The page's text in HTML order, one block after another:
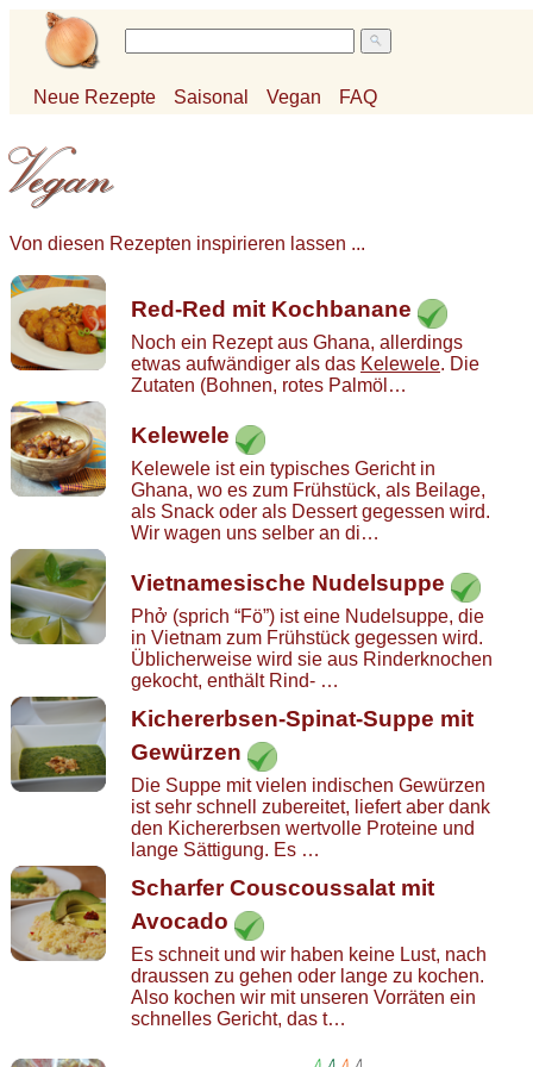
Neue Rezepte Saisonal Vegan FAQ
Von diesen Rezepten inspirieren lassen ...
Red-Red mit Kochbanane
Noch ein Rezept aus Ghana, allerdings
etwas aufwändiger als das Kelewele. Die
Zutaten (Bohnen, rotes Palmöl…
Kelewele
Kelewele ist ein typisches Gericht in
Ghana, wo es zum Frühstück, als Beilage,
als Snack oder als Dessert gegessen wird.
Wir wagen uns selber an di…
Vietnamesische Nudelsuppe
Phở (sprich “Fö”) ist eine Nudelsuppe, die
in Vietnam zum Frühstück gegessen wird.
Üblicherweise wird sie aus Rinderknochen
gekocht, enthält Rind- …
Kichererbsen-Spinat-Suppe mit
Gewürzen
Die Suppe mit vielen indischen Gewürzen
ist sehr schnell zubereitet, liefert aber dank
den Kichererbsen wertvolle Proteine und
lange Sättigung. Es …
Scharfer Couscoussalat mit
Avocado
Es schneit und wir haben keine Lust, nach
draussen zu gehen oder lange zu kochen.
Also kochen wir mit unseren Vorräten ein
schnelles Gericht, das t…